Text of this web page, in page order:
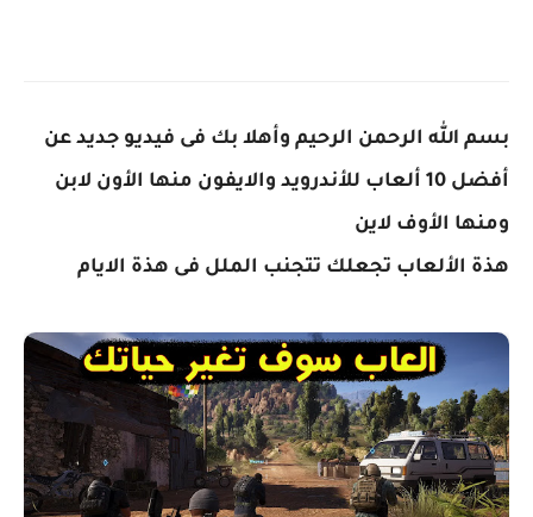
بسم الله الرحمن الرحيم وأهلا بك فى فيديو جديد عن
أفضل 10 ألعاب للأندرويد والايفون منها الأون لابن
ومنها الأوف لاين
هذة الألعاب تجعلك تتجنب الملل فى هذة الايام